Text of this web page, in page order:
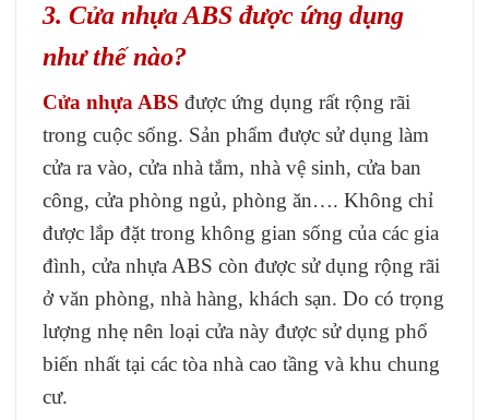
3. Cửa nhựa ABS được ứng dụng
như thế nào?
Cửa nhựa ABS được ứng dụng rất rộng rãi
trong cuộc sống. Sản phẩm được sử dụng làm
cửa ra vào, cửa nhà tắm, nhà vệ sinh, cửa ban
công, cửa phòng ngủ, phòng ăn…. Không chỉ
được lắp đặt trong không gian sống của các gia
đình, cửa nhựa ABS còn được sử dụng rộng rãi
ở văn phòng, nhà hàng, khách sạn. Do có trọng
lượng nhẹ nên loại cửa này được sử dụng phổ
biến nhất tại các tòa nhà cao tầng và khu chung
cư.